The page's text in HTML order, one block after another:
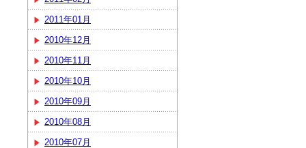
2011年01月
2010年12月
2010年11月
2010年10月
2010年09月
2010年08月
2010年07月